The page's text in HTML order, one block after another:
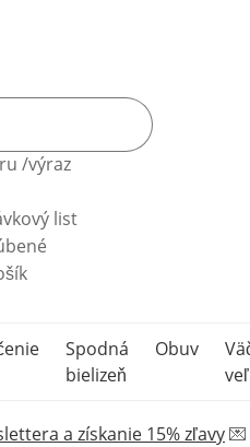
/výraz
list
Spodná
bielizeň
Obuv
a získanie 15% zľavy💌